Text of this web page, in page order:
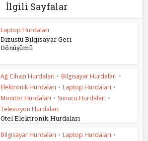
İlgili Sayfalar
Laptop Hurdaları
Dizüstü Bilgisayar Geri
Dönüşümü
Ağ Cihazı Hurdaları • Bilgisayar Hurdaları •
Elektronik Hurdaları • Laptop Hurdaları •
Monitör Hurdaları • Sunucu Hurdaları •
Televizyon Hurdaları
Otel Elektronik Hurdaları
Bilgisayar Hurdaları • Laptop Hurdaları •